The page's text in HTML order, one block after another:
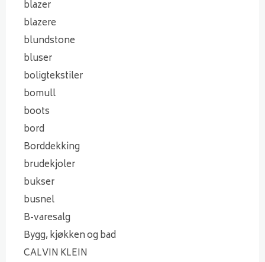
blazer
blazere
blundstone
bluser
boligtekstiler
bomull
boots
bord
Borddekking
brudekjoler
bukser
busnel
B-varesalg
Bygg, kjøkken og bad
CALVIN KLEIN